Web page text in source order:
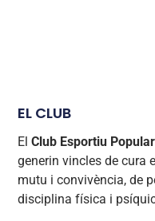
EL CLUB
El Club Esportiu Popular
generin vincles de cura
mutu i convivència, de
disciplina física i